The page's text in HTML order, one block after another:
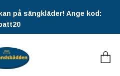
på sängkläder! Ange kod: